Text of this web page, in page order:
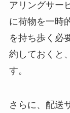
アリングサー
に荷物を一時
を持ち歩く必
約しておくと
す。
さらに、配送